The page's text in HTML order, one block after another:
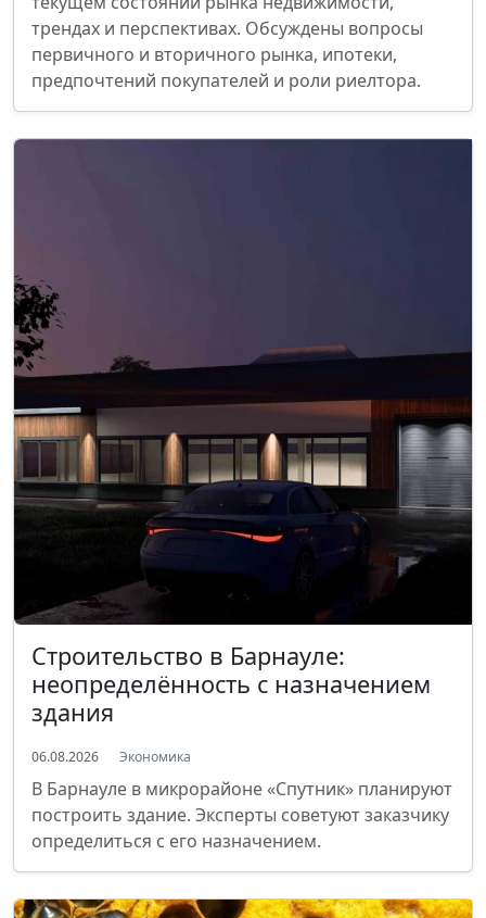
трендах и перспективах. Обсуждены вопросы
первичного и вторичного рынка, ипотеки,
предпочтений покупателей и роли риелтора.
Строительство в Барнауле:
неопределённость с назначением
здания
06.08.2026 Экономика
В Барнауле в микрорайоне «Спутник» планируют
построить здание. Эксперты советуют заказчику
определиться с его назначением.